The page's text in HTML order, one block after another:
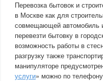
Перевозка бытовок и
в Москве как для
совмещающей автомобиль
перевезти бытовку в
возможность работы в
разгрузку также
манипуляторе
услуги» можно по